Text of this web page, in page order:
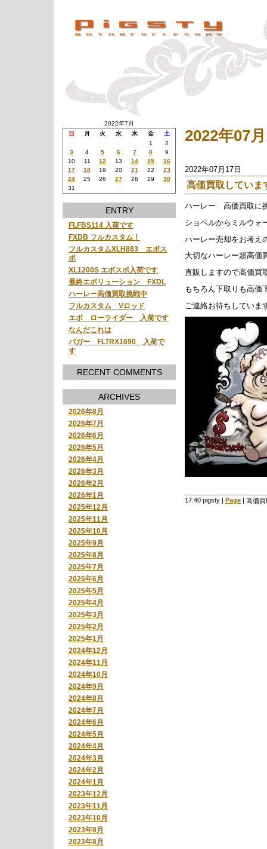
2022年7月
日
月 火 水 木 金
土
1
2
3
4 5 6 7 8
9
10
11 12 13 14 15
16
17
18 19 20 21 22
23
24
25 26 27 28 29
30
31
ENTRY
FLFBS114 入荷です
FXDB フルカスタム！
フルカスタムXLH883 エボス
ポ
XL1200S エボスポ入荷です
最終エボリューション FXDL
ハーレー高価買取挑戦中
フルカスタム Vロッド
エボ ローライダー 入荷です
なんだこれは
バガー FLTRX1690 入荷で
す
RECENT COMMENTS
ARCHIVES
2026年8月
2026年7月
2026年6月
2026年5月
2026年4月
2026年3月
2026年2月
2026年1月
2025年12月
2025年11月
2025年10月
2025年9月
2025年8月
2025年7月
2025年6月
2025年5月
2025年4月
2025年3月
2025年2月
2025年1月
2024年12月
2024年11月
2024年10月
2024年9月
2024年8月
2024年7月
2024年6月
2024年5月
2024年4月
2024年3月
2024年2月
2024年1月
2023年12月
2023年11月
2023年10月
2023年9月
2023年8月
2022年07
2022年07月17日
高価買取していま
ハーレー 高価買取に
ショベルからミルウォ
ハーレー売却をお考え
大切なハーレー超高価
直販しますので高価買
もちろん下取りも高価
ご連絡お待ちしていま
17:40 pigsty Page 高価